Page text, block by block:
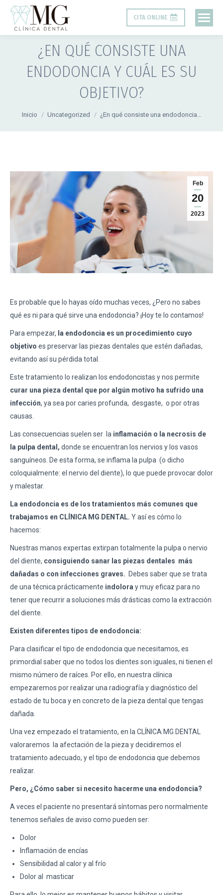
CITA ONLINE
¿EN QUÉ CONSISTE UNA
ENDODONCIA Y CUÁL ES SU
OBJETIVO?
Inicio Uncategorized ¿En qué consiste una endodoncia…
Feb
20
2023
Es probable que lo hayas oído muchas veces, ¿Pero no sabes
qué es ni para qué sirve una endodoncia? ¡Hoy te lo contamos!
Para empezar, la endodoncia es un procedimiento cuyo
objetivo es preservar las piezas dentales que estén dañadas,
evitando así su pérdida total.
Este tratamiento lo realizan los endodoncistas y nos permite
curar una pieza dental que por algún motivo ha sufrido una
infección, ya sea por caries profunda, desgaste, o por otras
causas.
Las consecuencias suelen ser la inflamación o la necrosis de
la pulpa dental, donde se encuentran los nervios y los vasos
sanguíneos. De esta forma, se inflama la pulpa (o dicho
coloquialmente: el nervio del diente), lo que puede provocar dolor
y malestar.
La endodoncia es de los tratamientos más comunes que
trabajamos en CLÍNICA MG DENTAL. Y así es cómo lo
hacemos:
Nuestras manos expertas extirpan totalmente la pulpa o nervio
del diente, consiguiendo sanar las piezas dentales más
dañadas o con infecciones graves. Debes saber que se trata
de una técnica prácticamente indolora y muy eficaz para no
tener que recurrir a soluciones más drásticas como la extracción
del diente.
Existen diferentes tipos de endodoncia:
Para clasificar el tipo de endodoncia que necesitamos, es
primordial saber que no todos los dientes son iguales, ni tienen el
mismo número de raíces. Por ello, en nuestra clínica
empezaremos por realizar una radiografía y diagnóstico del
estado de tu boca y en concreto de la pieza dental que tengas
dañada.
Una vez empezado el tratamiento, en la CLÍNICA MG DENTAL
valoraremos
la afectación de la pieza y decidiremos el
tratamiento adecuado, y el tipo de endodoncia que debemos
realizar.
Pero, ¿Cómo saber si necesito hacerme una endodoncia?
A veces el paciente no presentará síntomas pero normalmente
tenemos señales de aviso como pueden ser:
Dolor
Inflamación de encías
Sensibilidad al calor y al frío
Dolor al
masticar